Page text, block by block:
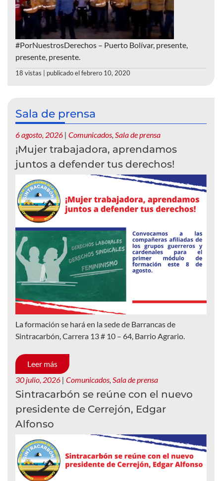
#PorNuestrosDerechos – Puerto Bolívar, presente,
presente, presente.
18 vistas publicado el febrero 10, 2020
Sala de prensa
6 agosto, 2026 | Comunicados, Sala de prensa
¡Mujer trabajadora, aprendamos
juntos a defender tus derechos!
La formación se hará en la sede de Barrancas de
Sintracarbón, Carrera 13 # 10 – 64, Barrio Agrario.
Leer más
30 julio, 2026 | Comunicados Sala de prensa
Sintracarbón se reúne con el nuevo
presidente de Cerrejón, Edgar
Alfonso